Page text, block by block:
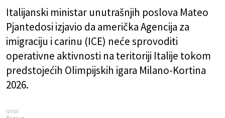
Italijanski ministar unutrašnjih poslova Mateo
Pjantedosi izjavio da američka Agencija za
imigraciju i carinu (ICE) neće sprovoditi
operativne aktivnosti na teritoriji Italije tokom
predstojećih Olimpijskih igara Milano-Kortina
2026.
Izvor: